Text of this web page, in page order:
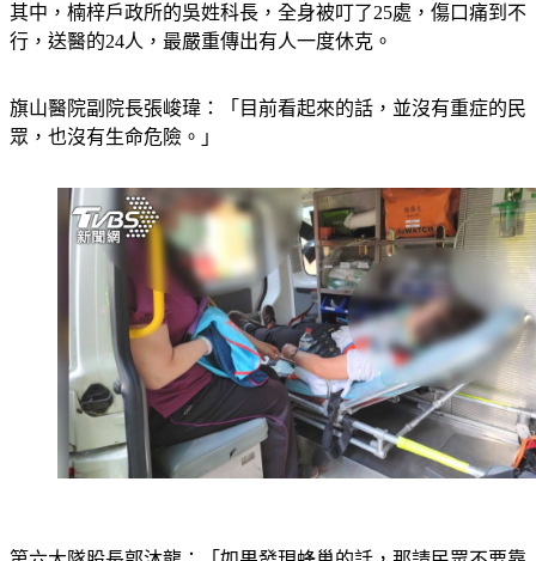
其中，楠梓戶政所的吳姓科長，全身被叮了25處，傷口痛到不
行，送醫的24人，最嚴重傳出有人一度休克。
旗山醫院副院長張峻瑋：「目前看起來的話，並沒有重症的民
眾，也沒有生命危險。」